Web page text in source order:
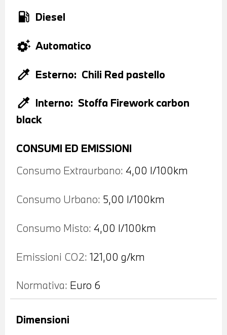
local_gas_station Diesel
settings_suggest Automatico
colorize Esterno: Chili Red pastello
colorize Interno: Stoffa Firework carbon
black
CONSUMI ED EMISSIONI
Consumo Extraurbano: 4,00 l/100km
Consumo Urbano: 5,00 l/100km
Consumo Misto: 4,00 l/100km
Emissioni CO2: 121,00 g/km
Normativa: Euro 6
Dimensioni